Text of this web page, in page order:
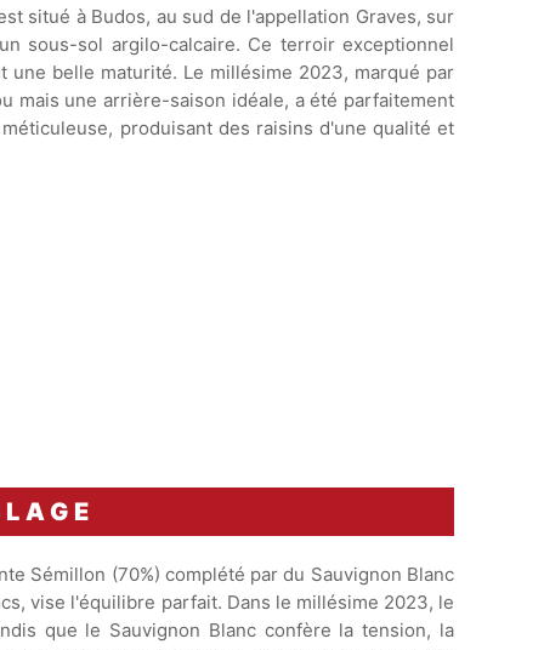
situé à Budos, au sud de l'appellation Graves, sur
sous-sol argilo-calcaire. Ce terroir exceptionnel
une belle maturité. Le millésime 2023, marqué par
mais une arrière-saison idéale, a été parfaitement
produisant des raisins d'une qualité et
Sémillon (70%) complété par du Sauvignon Blanc
vise l'équilibre parfait. Dans le millésime 2023, le
que le Sauvignon Blanc confère la tension, la